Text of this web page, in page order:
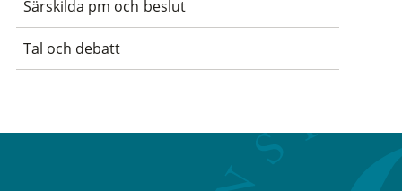
Särskilda pm och beslut
Tal och debatt